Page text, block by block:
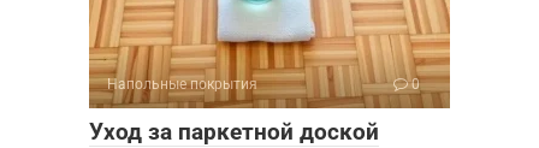
Напольные покрытия 0
Уход за паркетной доской